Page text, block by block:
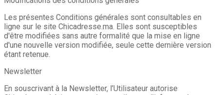
Les présentes Conditions générales sont consultables en
ligne sur le site Chicadresse.ma. Elles sont susceptibles
d'être modifiées sans autre formalité que la mise en ligne
d'une nouvelle version modifiée, seule cette dernière version
étant retenue.
Newsletter
En souscrivant à la Newsletter, l’Utilisateur autorise